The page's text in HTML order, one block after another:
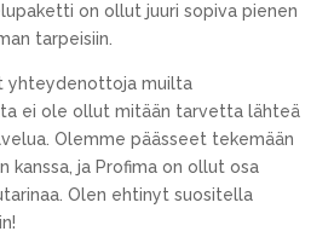
on ollut juuri sopiva pienen
tarpeisiin.
yhteydenottoja muilta
ei ole ollut mitään tarvetta lähteä
Olemme päässeet tekemään
kanssa, ja Profima on ollut osa
Olen ehtinyt suositella